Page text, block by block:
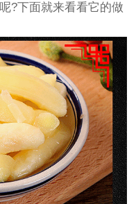
呢?下面就来看看它的做